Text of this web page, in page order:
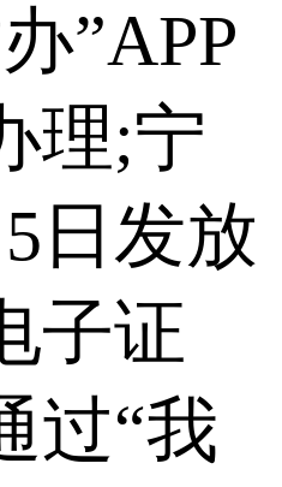
”APP
理;宁
日发放
子证
过“我